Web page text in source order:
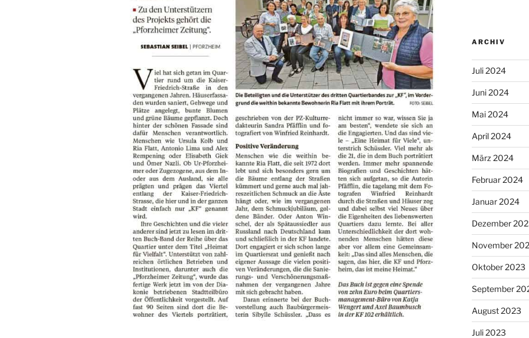
ARCHIV
Juli 2024
Juni 2024
Mai 2024
April 2024
März 2024
Februar 2024
Januar 2024
Dezember
November
Oktober 2023
September
August 2023
Juli 2023